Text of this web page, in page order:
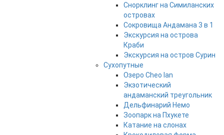
Снорклинг на Симиланских
островах
Сокровища Андамана 3 в 1
Экскурсия на острова
Краби
Экскурсия на остров Сурин
Сухопутные
Озеро Cheo lan
Экзотический
андаманский треугольник
Дельфинарий Немо
Зоопарк на Пхукете
Катание на слонах